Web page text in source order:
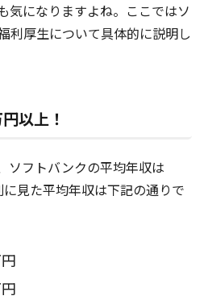
気になりますよね。ここではソ
利厚生について具体的に説明し
以上！
ソフトバンクの平均年収は
見た平均年収は下記の通りで